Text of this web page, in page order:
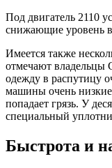
Под двигатель 2110
снижающие уровень
Имеется также
отмечают владельцы
одежду в распутицу
машины очень
попадает грязь. У
специальный
Быстрота и